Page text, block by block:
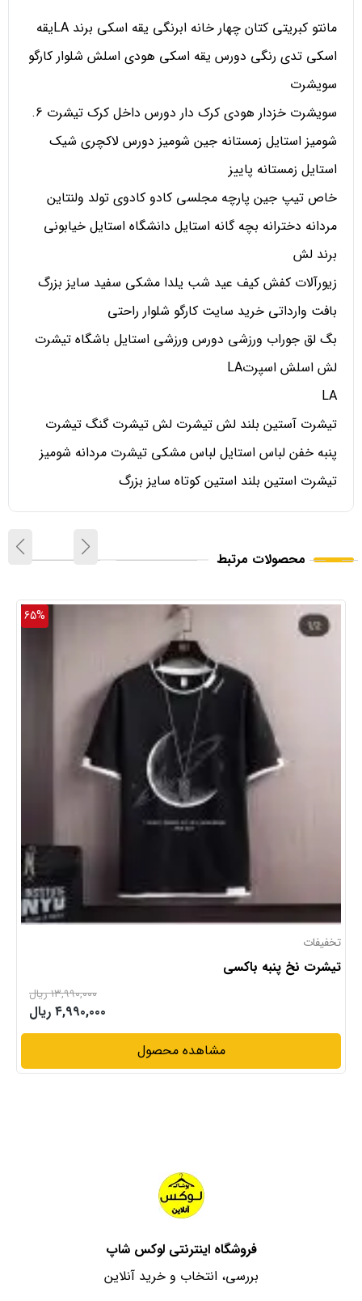
مانتو کبریتی کتان چهار خانه ابرنگی یقه اسکی برند LAیقه
اسکی تدی رنگی دورس یقه اسکی هودی اسلش شلوار کارگو
سویشرت
سویشرت خزدار هودی کرک دار دورس داخل کرک تیشرت 6.
شومیز استایل زمستانه جین شومیز دورس لاکچری شیک
استایل زمستانه پاییز
خاص تیپ جین پارچه مجلسی کادو کادوی تولد ولنتاین
مردانه دخترانه بچه گانه استایل دانشگاه استایل خیابونی
برند لش
زیورآلات کفش کیف عید شب یلدا مشکی سفید سایز بزرگ
بافت وارداتی خرید سایت کارگو شلوار راحتی
بگ لق جوراب ورزشی دورس ورزشی استایل باشگاه تیشرت
لش اسلش اسپرتLA
LA
تیشرت آستین بلند لش تیشرت لش تیشرت گنگ تیشرت
پنبه خفن لباس استایل لباس مشکی تیشرت مردانه شومیز
تیشرت استین بلند استین کوتاه سایز بزرگ
محصولات مرتبط
65%
تخفیفات
تیشرت نخ پنبه باکسی
۱۳,۹۹۰,۰۰۰ ریال
۴,۹۹۰,۰۰۰ ریال
مشاهده محصول
فروشگاه اینترنتی لوکس شاپ
بررسی، انتخاب و خرید آنلاین